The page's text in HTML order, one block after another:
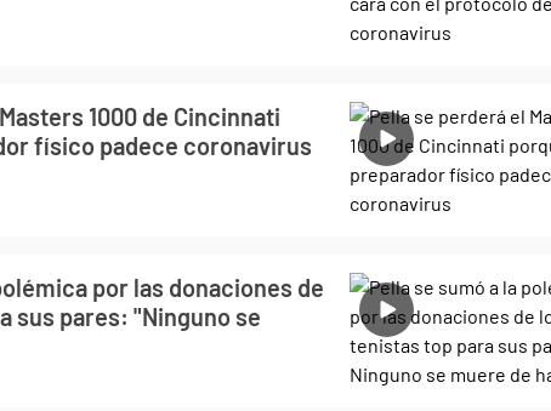
1000 de Cincinnati
físico padece coronavirus
por las donaciones de
sus pares: "Ninguno se